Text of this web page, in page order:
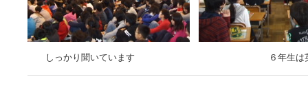
しっかり聞いています ６年生は英語